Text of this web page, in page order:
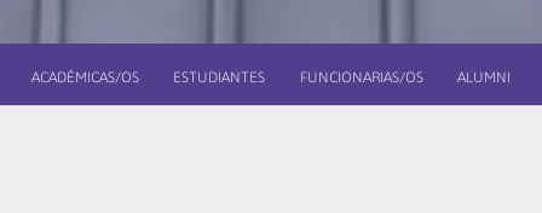
ACADÉMICAS/OS ESTUDIANTES FUNCIONARIAS/OS ALUMNI